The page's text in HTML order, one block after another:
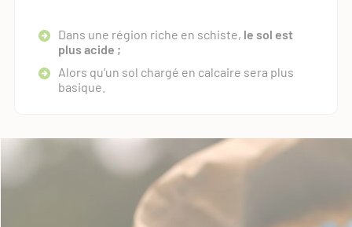
Dans une région riche en schiste, le sol est
plus acide ;
Alors qu’un sol chargé en calcaire sera plus
basique.